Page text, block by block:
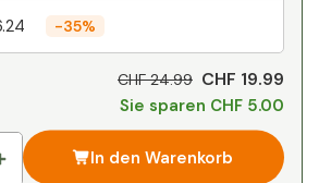
-35%
Ihr persönlicher Rabatt
-%
CHF 24.99 CHF 19.99
Sie sparen CHF 5.00
In den Warenkorb